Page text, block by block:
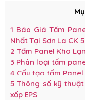
1 Báo Giá Tấm
Nhất Tại Sơn La CK
2 Tấm Panel Kho
3 Phân loại tấm
4 Cấu tạo tấm
5 Thông số kỹ
xốp EPS